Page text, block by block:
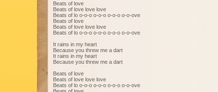
Beats of love
Beats of love love love
Beats of lo o-o-o o-o-o o-o-o o-o-ove
Beats of love
Beats of love love love
Beats of lo o-o-o o-o-o o-o-o o-o-ove
It rains in my heart
Because you threw me a dart
It rains in my heart
Because you threw me a dart
Beats of love
Beats of love love love
Beats of lo o-o-o o-o-o o-o-o o-o-ove